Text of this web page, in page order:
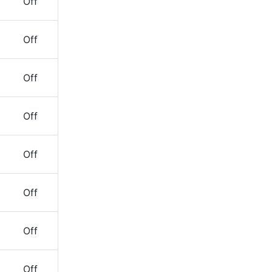
Off
Off
Off
Off
Off
Off
Off